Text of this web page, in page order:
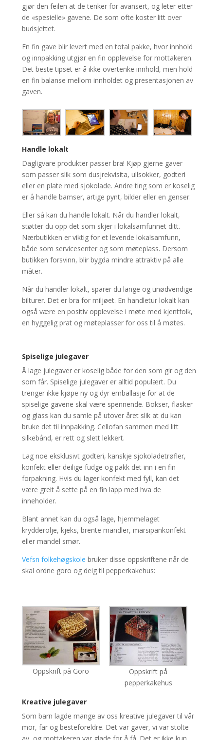
gjør den feilen at de tenker for avansert, og leter etter
de «spesielle» gavene. De som ofte koster litt over
budsjettet.
En fin gave blir levert med en total pakke, hvor innhold
og innpakking utgjør en fin opplevelse for mottakeren.
Det beste tipset er å ikke overtenke innhold, men hold
en fin balanse mellom innholdet og presentasjonen av
gaven.
Handle lokalt
Dagligvare produkter passer bra! Kjøp gjerne gaver
som passer slik som dusjrekvisita, ullsokker, godteri
eller en plate med sjokolade. Andre ting som er koselig
er å handle bamser, artige pynt, bilder eller en genser.
Eller så kan du handle lokalt. Når du handler lokalt,
støtter du opp det som skjer i lokalsamfunnet ditt.
Nærbutikken er viktig for et levende lokalsamfunn,
både som servicesenter og som møteplass. Dersom
butikken forsvinn, blir bygda mindre attraktiv på alle
måter.
Når du handler lokalt, sparer du lange og unødvendige
bilturer. Det er bra for miljøet. En handletur lokalt kan
også være en positiv opplevelse i møte med kjentfolk,
en hyggelig prat og møteplasser for oss til å møtes.
Spiselige julegaver
Å lage julegaver er koselig både for den som gir og den
som får. Spiselige julegaver er alltid populært. Du
trenger ikke kjøpe ny og dyr emballasje for at de
spiselige gavene skal være spennende. Bokser, flasker
og glass kan du samle på utover året slik at du kan
bruke det til innpakking. Cellofan sammen med litt
silkebånd, er rett og slett lekkert.
Lag noe eksklusivt godteri, kanskje sjokoladetrøfler,
konfekt eller deilige fudge og pakk det inn i en fin
forpakning. Hvis du lager konfekt med fyll, kan det
være greit å sette på en fin lapp med hva de
inneholder.
Blant annet kan du også lage, hjemmelaget
krydderolje, kjeks, brente mandler, marsipankonfekt
eller mandel smør.
Vefsn folkehøgskole bruker disse oppskriftene når de
skal ordne goro og deig til pepperkakehus:
Oppskrift på Goro
Oppskrift på
pepperkakehus
Kreative julegaver
Som barn lagde mange av oss kreative julegaver til vår
mor, far og besteforeldre. Det var gaver, vi var stolte